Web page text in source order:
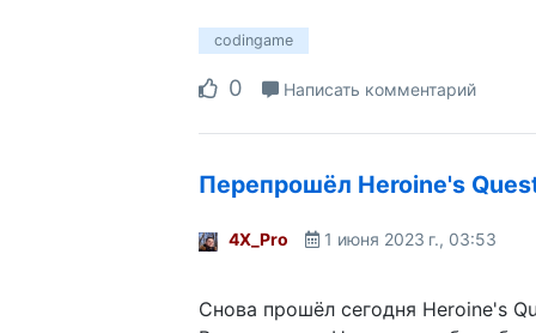
codingame
0 Написать комментарий
Перепрошёл Heroine's
4X_Pro 1 июня 2023 г., 03:53
Снова прошёл сегодня Heroine's